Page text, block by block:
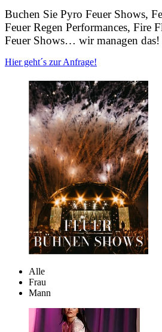
Buchen Sie Pyro Feuer Shows,
Feuer Regen Performances, Fire
Feuer Shows… wir managen das!
Hier geht´s zur Anfrage!
Alle
Frau
Mann